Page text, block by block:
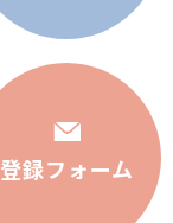
登録フォーム